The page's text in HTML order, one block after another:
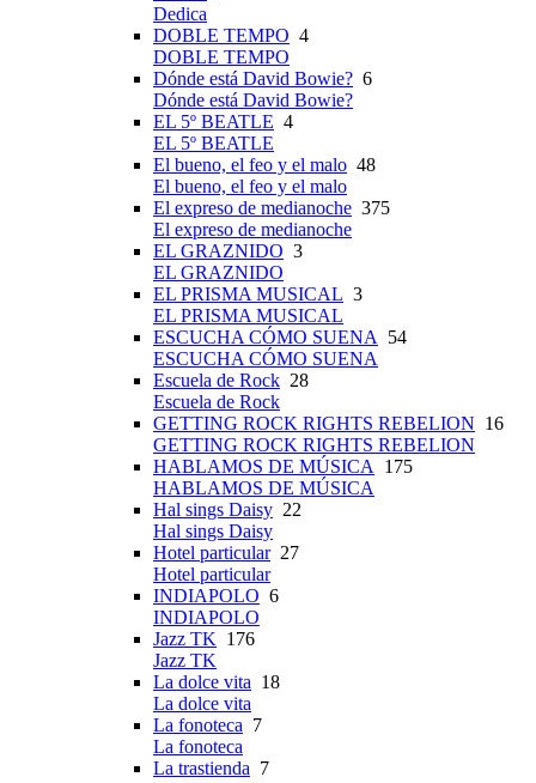
Dedica
DOBLE TEMPO 4
DOBLE TEMPO
Dónde está David Bowie? 6
Dónde está David Bowie?
EL 5º BEATLE 4
EL 5º BEATLE
El bueno, el feo y el malo 48
El bueno, el feo y el malo
El expreso de medianoche 375
El expreso de medianoche
EL GRAZNIDO 3
EL GRAZNIDO
EL PRISMA MUSICAL 3
EL PRISMA MUSICAL
ESCUCHA CÓMO SUENA 54
ESCUCHA CÓMO SUENA
Escuela de Rock 28
Escuela de Rock
GETTING ROCK RIGHTS REBELION 16
GETTING ROCK RIGHTS REBELION
HABLAMOS DE MÚSICA 175
HABLAMOS DE MÚSICA
Hal sings Daisy 22
Hal sings Daisy
Hotel particular27
Hotel particular
INDIAPOLO 6
INDIAPOLO
Jazz TK 176
Jazz TK
La dolce vita 18
La dolce vita
La fonoteca 7
La fonoteca
La trastienda 7